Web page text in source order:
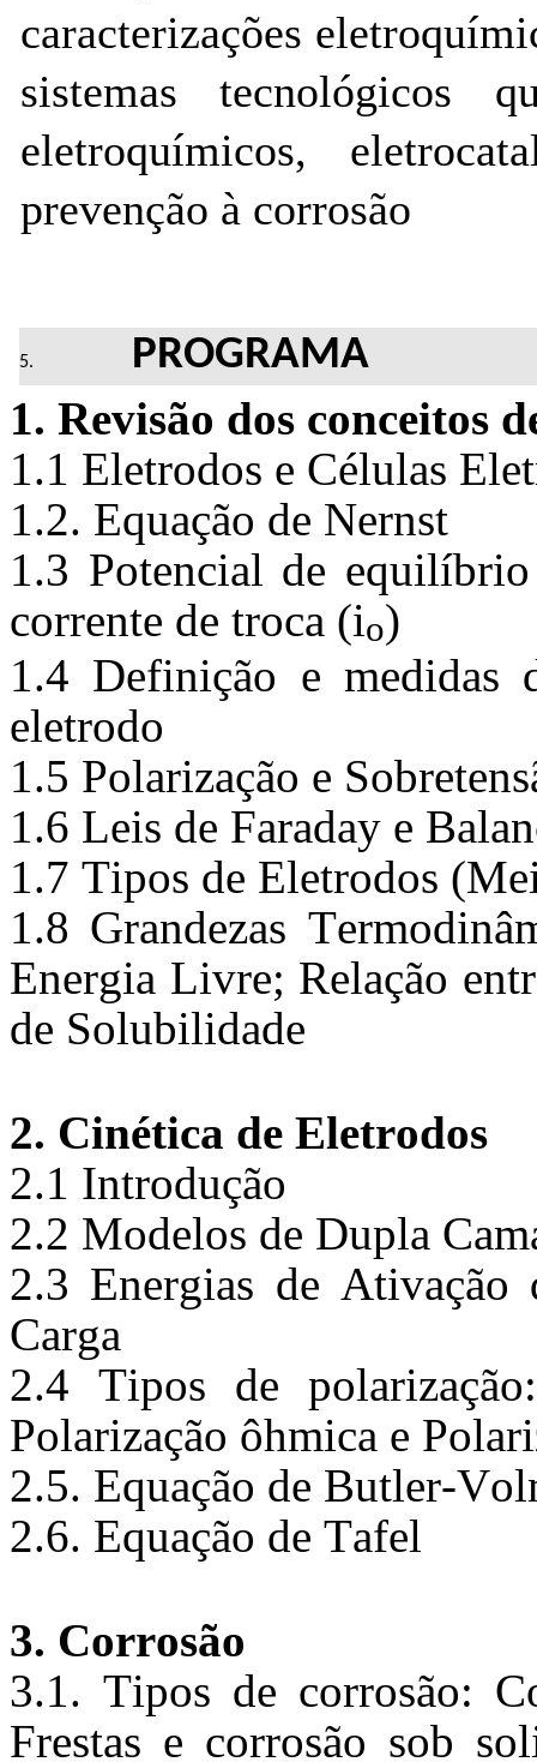
caracterizações eletro
sistemas tecnológicos
eletroquímicos,
prevenção à corrosão
PROGRAMA
1. Revisão dos conceitos
1.1 Eletrodos e Células
1.2. Equação de Nernst
1.3 Potencial de
corrente de troca (io)
1.4 Definição e medidas
eletrodo
1.5 Polarização e
1.6 Leis de Faraday e
1.7 Tipos de Eletrodos
1.8 Grandezas
Energia Livre; Relação
de Solubilidade
2. Cinética de Eletrodos
2.1 Introdução
2.2 Modelos de Dupla
2.3 Energias de Ativação
Carga
2.4 Tipos de
Polarização ôhmica e
2.5. Equação de Butler-
2.6. Equação de Tafel
3. Corrosão
3.1. Tipos de corrosão:
Frestas e corrosão sob